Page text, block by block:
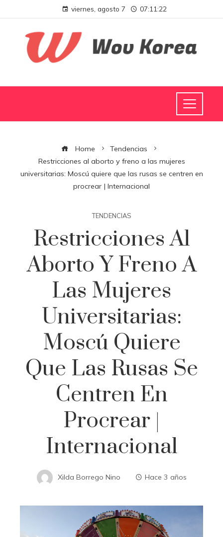
viernes, agosto 7 07:11:23
Home
Tendencias
Restricciones al aborto y freno a las mujeres
universitarias: Moscú quiere que las rusas se centren en
procrear | Internacional
TENDENCIAS
Restricciones Al
Aborto Y Freno A
Las Mujeres
Universitarias:
Moscú Quiere
Que Las Rusas Se
Centren En
Procrear |
Internacional
Xilda Borrego Nino Hace 3 años